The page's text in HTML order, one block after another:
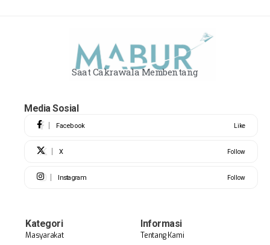
Saat Cakrawala Membentang
Media Sosial
Facebook Like
X Follow
Instagram Follow
Kategori
Masyarakat
Informasi
Tentang Kami